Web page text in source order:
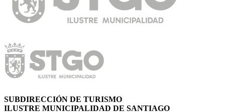
SUBDIRECCIÓN DE TURISMO
ILUSTRE MUNICIPALIDAD DE SANTIAGO